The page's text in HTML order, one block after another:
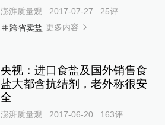
澎湃质量观 2017-07-27 25评
跨省卖盐 更多内容
央视：进口食盐及国外销售食
盐大都含抗结剂，老外称很安
全
澎湃质量观 2017-06-20 163评